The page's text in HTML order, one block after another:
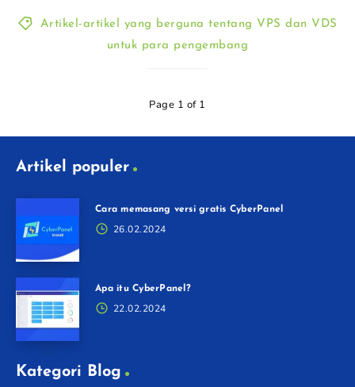
Artikel-artikel yang berguna tentang VPS dan VDS
untuk para pengembang
Page 1 of 1
Artikel populer
Cara memasang versi gratis CyberPanel
26.02.2024
Apa itu CyberPanel?
22.02.2024
Kategori Blog